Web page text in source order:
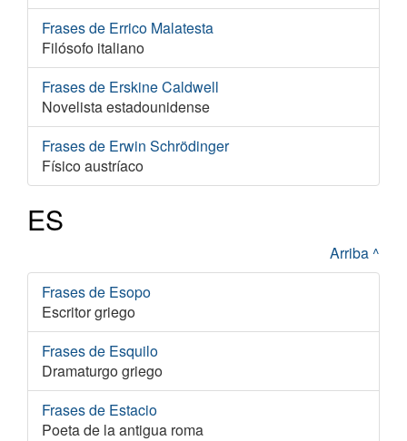
Frases de Errico Malatesta
Filósofo italiano
Frases de Erskine Caldwell
Novelista estadounidense
Frases de Erwin Schrödinger
Físico austríaco
ES
Arriba ^
Frases de Esopo
Escritor griego
Frases de Esquilo
Dramaturgo griego
Frases de Estacio
Poeta de la antigua roma